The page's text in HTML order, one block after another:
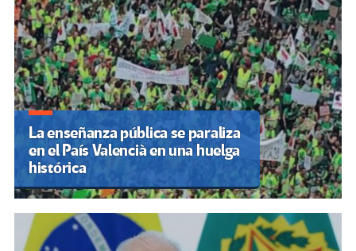
La enseñanza pública se paraliza
en el País Valencià en una huelga
histórica